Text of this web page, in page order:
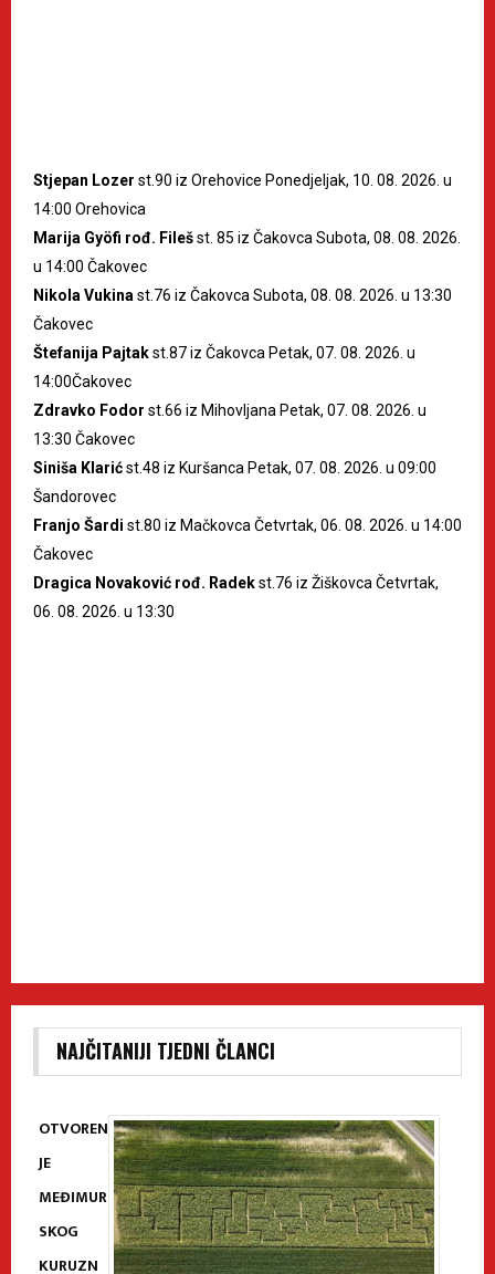
Stjepan Lozer st.90 iz Orehovice Ponedjeljak, 10. 08. 2026. u
14:00 Orehovica
Marija Gyöfi rođ. Filešst. 85 iz Čakovca Subota, 08. 08. 2026.
u 14:00 Čakovec
Nikola Vukina st.76 iz Čakovca Subota, 08. 08. 2026. u 13:30
Čakovec
Štefanija Pajtakst.87 iz Čakovca Petak, 07. 08. 2026. u
14:00Čakovec
Zdravko Fodor st.66 iz Mihovljana Petak, 07. 08. 2026. u
13:30 Čakovec
Siniša Klarićst.48 iz Kuršanca Petak, 07. 08. 2026. u 09:00
Šandorovec
Franjo Šardi st.80 iz Mačkovca Četvrtak, 06. 08. 2026. u 14:00
Čakovec
Dragica Novaković rođ. Radekst.76 iz Žiškovca Četvrtak,
06. 08. 2026. u 13:30
NAJČITANIJI TJEDNI ČLANCI
OTVOREN
JE
MEĐIMUR
SKOG
KURUZN